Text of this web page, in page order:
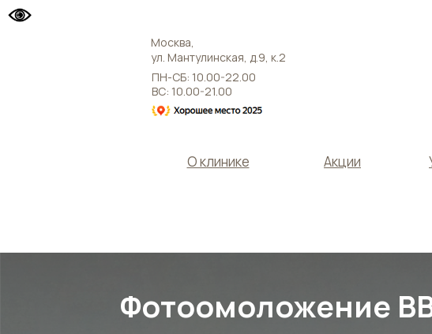
ПН-СБ: 10.00-22.00
ВС: 10.00-21.00
Москва,
ул. Мантулинская, д.9, к.2
Акции
О клинике
Фотоомоложение